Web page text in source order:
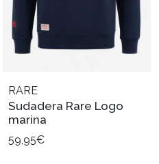
RARE
Sudadera Rare Logo
marina
59,95€